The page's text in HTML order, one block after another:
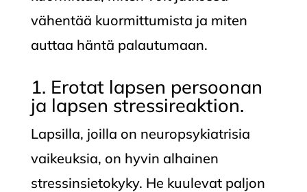
vähentää kuormittumista ja miten
auttaa häntä palautumaan.
1. Erotat lapsen persoonan
ja lapsen stressireaktion.
Lapsilla, joilla on neuropsykiatrisia
vaikeuksia, on hyvin alhainen
stressinsietokyky. He kuulevat paljon